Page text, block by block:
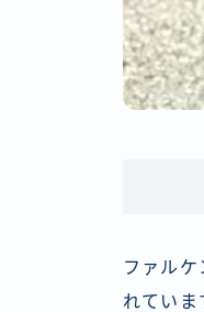
ファル
れていま